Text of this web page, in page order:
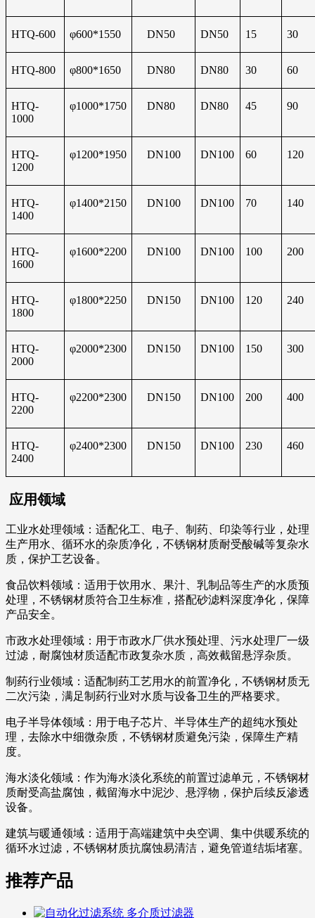
HTQ-600 φ600*1550 DN50 DN50 15 30
HTQ-800 φ800*1650 DN80 DN80 30 60
HTQ-
1000
φ1000*1750 DN80 DN80 45 90
HTQ-
1200
φ1200*1950 DN100 DN100 60 120
HTQ-
1400
φ1400*2150 DN100 DN100 70 140
HTQ-
1600
φ1600*2200 DN100 DN100 100 200
HTQ-
1800
φ1800*2250 DN150 DN100 120 240
HTQ-
2000
φ2000*2300 DN150 DN100 150 300
HTQ-
2200
φ2200*2300 DN150 DN100 200 400
HTQ-
2400
φ2400*2300 DN150 DN100 230 460
应用领域
工业水处理领域：适配化工、电子、制药、印染等行业，处理
生产用水、循环水的杂质净化，不锈钢材质耐受酸碱等复杂水
质，保护工艺设备。
食品饮料领域：适用于饮用水、果汁、乳制品等生产的水质预
处理，不锈钢材质符合卫生标准，搭配砂滤料深度净化，保障
产品安全。
市政水处理领域：用于市政水厂供水预处理、污水处理厂一级
过滤，耐腐蚀材质适配市政复杂水质，高效截留悬浮杂质。
制药行业领域：适配制药工艺用水的前置净化，不锈钢材质无
二次污染，满足制药行业对水质与设备卫生的严格要求。
电子半导体领域：用于电子芯片、半导体生产的超纯水预处
理，去除水中细微杂质，不锈钢材质避免污染，保障生产精
度。
海水淡化领域：作为海水淡化系统的前置过滤单元，不锈钢材
质耐受高盐腐蚀，截留海水中泥沙、悬浮物，保护后续反渗透
设备。
建筑与暖通领域：适用于高端建筑中央空调、集中供暖系统的
循环水过滤，不锈钢材质抗腐蚀易清洁，避免管道结垢堵塞。
推荐产品